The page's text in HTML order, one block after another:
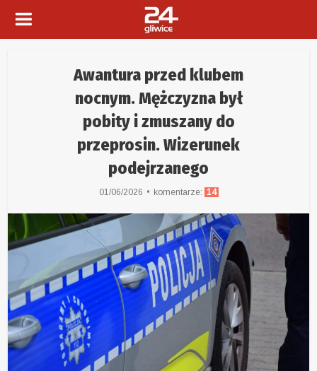
Awantura przed klubem
nocnym. Mężczyzna był
pobity i zmuszany do
przeprosin. Wizerunek
podejrzanego
01/06/2026 komentarze: 14